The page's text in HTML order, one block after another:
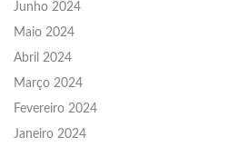
Junho 2024
Maio 2024
Abril 2024
Março 2024
Fevereiro 2024
Janeiro 2024